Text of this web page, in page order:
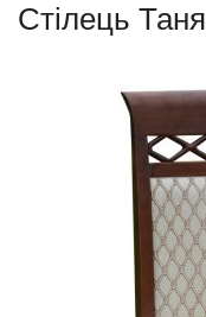
Стілець Таня